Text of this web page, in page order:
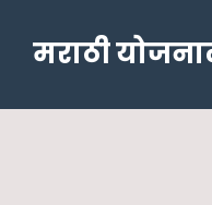
contentमराठी